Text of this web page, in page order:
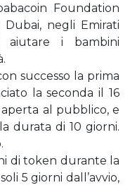
Foundation
negli Emirati
aiutare i bambini
successo la prima
la seconda il 16
aperta al pubblico, e
durata di 10 giorni.
di token durante la
5 giorni dall’avvio,